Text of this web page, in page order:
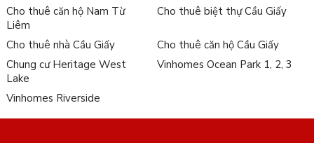
Cho thuê căn hộ Nam Từ
Liêm
Cho thuê biệt thự Cầu Giấy
Cho thuê nhà Cầu Giấy
Cho thuê căn hộ Cầu Giấy
Chung cư Heritage West
Lake
Vinhomes Ocean Park 1, 2, 3
Vinhomes Riverside